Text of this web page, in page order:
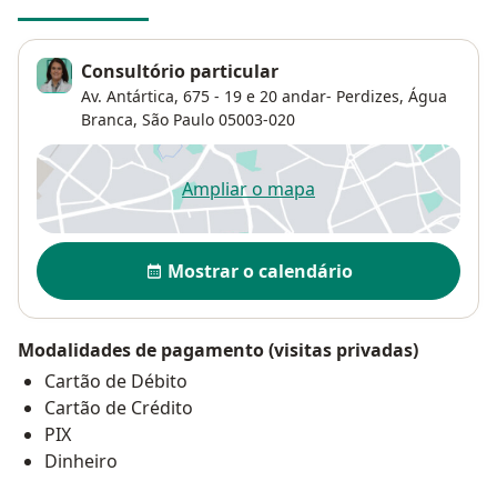
Consultório particular
Av. Antártica, 675 - 19 e 20 andar- Perdizes, Água
Branca, São Paulo 05003-020
Ampliar o mapaabre num novo separador
Disponibilidade
Mostrar o calendário
Modalidades de pagamento (visitas privadas)
Cartão de Débito
Cartão de Crédito
PIX
Dinheiro